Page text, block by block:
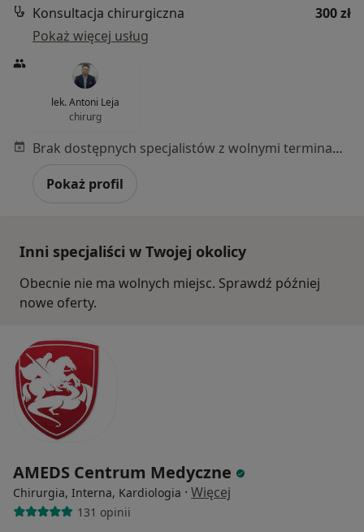
Konsultacja chirurgiczna
300 zł
Pokaż więcej usług
lek. Antoni Leja
chirurg
Brak dostępnych specjalistów z wolnymi terminami w tym centrum medycznym.
Pokaż profil
Inni specjaliści w Twojej okolicy
Obecnie nie ma wolnych miejsc. Sprawdź później
nowe oferty.
AMEDS Centrum Medyczne
Chirurgia, Interna, Kardiologia · Więcej
131 opinii